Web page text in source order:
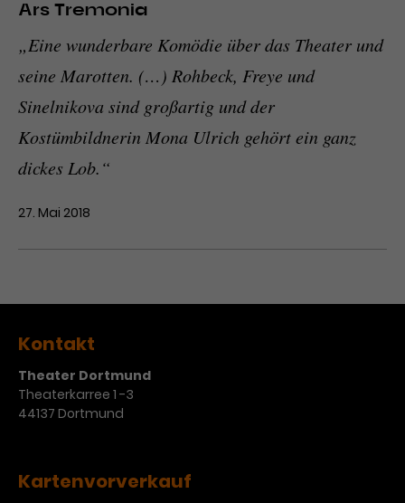
Ars Tremonia
„Eine wunderbare Komödie über das Theater und
seine Marotten. (…) Rohbeck, Freye und
Sinelnikova sind großartig und der
Kostümbildnerin Mona Ulrich gehört ein ganz
dickes Lob.“
27. Mai 2018
Kontakt
Theater Dortmund
Theaterkarree 1 -3
44137 Dortmund
Kartenvorverkauf